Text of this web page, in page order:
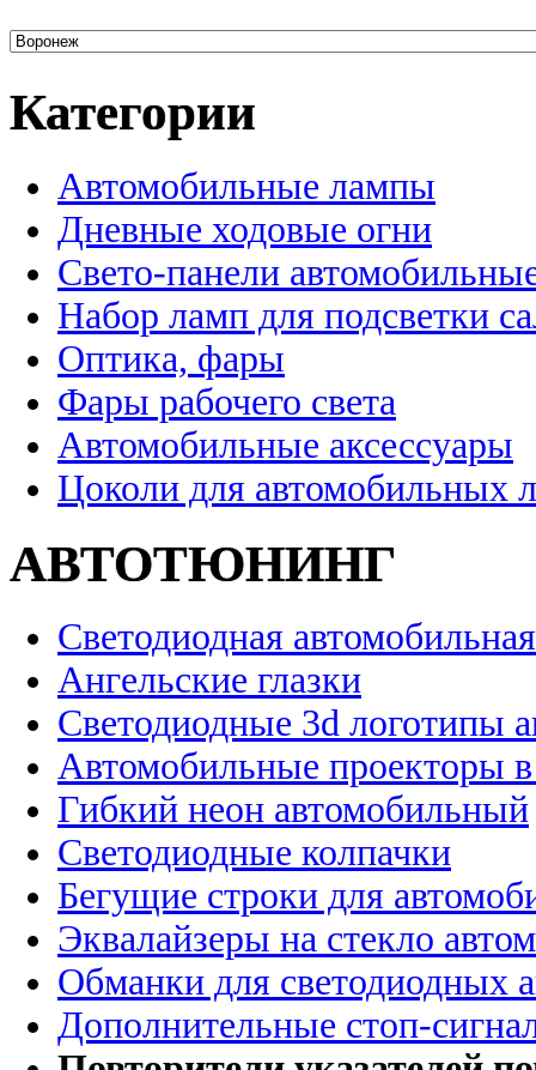
Категории
Автомобильные лампы
Дневные ходовые огни
Свето-панели
Набор ламп для подсветки
Оптика, фары
Фары рабочего света
Автомобильные аксессуары
Цоколи для автомобильных
АВТОТЮНИНГ
Светодиодная
Ангельские глазки
Светодиодные 3d логотипы
Автомобильные проекторы
Гибкий неон автомобильный
Светодиодные колпачки
Бегущие строки для
Эквалайзеры на стекло
Обманки для светодиодных
Дополнительные стоп-